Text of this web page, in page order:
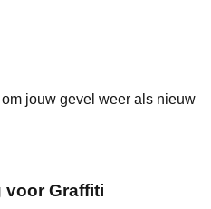
jouw gevel weer als nieuw
voor Graffiti